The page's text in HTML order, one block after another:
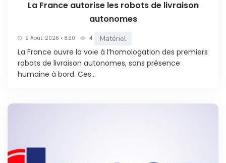
La France autorise les robots de livraison
autonomes
9 Août. 2026 • 8:30 4 Matériel
La France ouvre la voie à l’homologation des premiers
robots de livraison autonomes, sans présence
humaine à bord. Ces...